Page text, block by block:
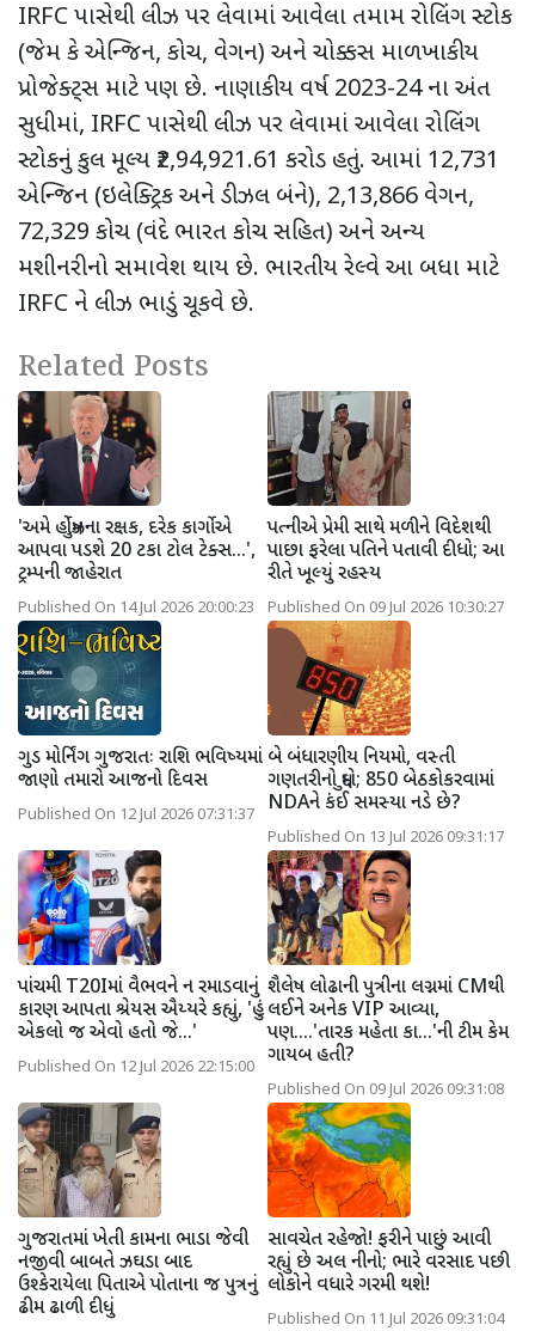
IRFC પાસેથી લીઝ પર લેવામાં આવેલા તમામ રોલિંગ સ્ટોક
(જેમ કે એન્જિન, કોચ, વેગન) અને ચોક્કસ માળખાકીય
પ્રોજેક્ટ્સ માટે પણ છે. નાણાકીય વર્ષ 2023-24 ના અંત
સુધીમાં, IRFC પાસેથી લીઝ પર લેવામાં આવેલા રોલિંગ
સ્ટોકનું કુલ મૂલ્ય ₹2,94,921.61 કરોડ હતું. આમાં 12,731
એન્જિન (ઇલેક્ટ્રિક અને ડીઝલ બંને), 2,13,866 વેગન,
72,329 કોચ (વંદે ભારત કોચ સહિત) અને અન્ય
મશીનરીનો સમાવેશ થાય છે. ભારતીય રેલ્વે આ બધા માટે
IRFC ને લીઝ ભાડું ચૂકવે છે.
Related Posts
'અમે હોર્મુઝના રક્ષક, દરેક કાર્ગોએ
આપવા પડશે 20 ટકા ટોલ ટેક્સ...',
ટ્રમ્પની જાહેરાત
Published On 14 Jul 2026 20:00:23
પત્નીએ પ્રેમી સાથે મળીને વિદેશથી
પાછા ફરેલા પતિને પતાવી દીધો; આ
રીતે ખૂલ્યું રહસ્ય
Published On 09 Jul 2026 10:30:27
ગુડ મોર્નિંગ ગુજરાતઃ રાશિ ભવિષ્યમાં
જાણો તમારો આજનો દિવસ
Published On 12 Jul 2026 07:31:37
બે બંધારણીય નિયમો, વસ્તી
ગણતરીનો મુદ્દો; 850 બેઠકોકરવામાં
NDAને કંઈ સમસ્યા નડે છે?
Published On 13 Jul 2026 09:31:17
પાંચમી T20Iમાં વૈભવને ન રમાડવાનું
કારણ આપતા શ્રેયસ ઐય્યરે કહ્યું, 'હું
એકલો જ એવો હતો જે...'
Published On 12 Jul 2026 22:15:00
શૈલેષ લોઢાની પુત્રીના લગ્નમાં CMથી
લઈને અનેક VIP આવ્યા,
પણ....'તારક મહેતા કા...'ની ટીમ કેમ
ગાયબ હતી?
Published On 09 Jul 2026 09:31:08
ગુજરાતમાં ખેતી કામના ભાડા જેવી
નજીવી બાબતે ઝઘડા બાદ
ઉશ્કેરાયેલા પિતાએ પોતાના જ પુત્રનું
ઢીમ ઢાળી દીધું
સાવચેત રહેજો! ફરીને પાછું આવી
રહ્યું છે અલ નીનો; ભારે વરસાદ પછી
લોકોને વધારે ગરમી થશે!
Published On 11 Jul 2026 09:31:04